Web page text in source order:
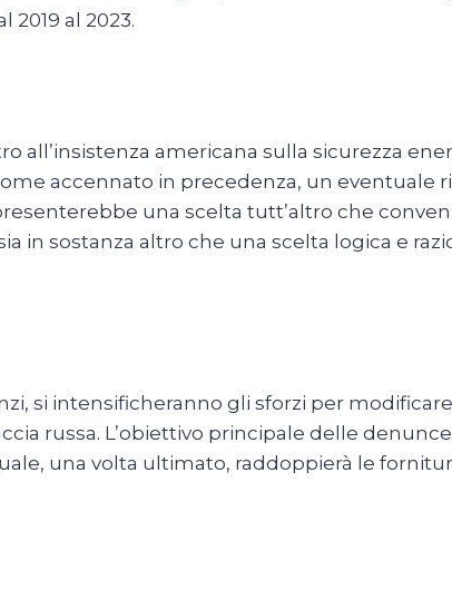
al 2023.
all’insistenza americana sulla sicurezza
accennato in precedenza, un
una scelta tutt’altro che
in sostanza altro che una scelta logica e
si intensificheranno gli sforzi per
russa. L’obiettivo principale delle
una volta ultimato, raddoppierà le